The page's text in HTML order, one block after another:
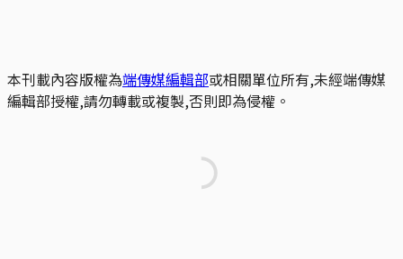
本刊載內容版權為端傳媒編輯部或相關單位所有,未經端傳媒
編輯部授權,請勿轉載或複製,否則即為侵權。